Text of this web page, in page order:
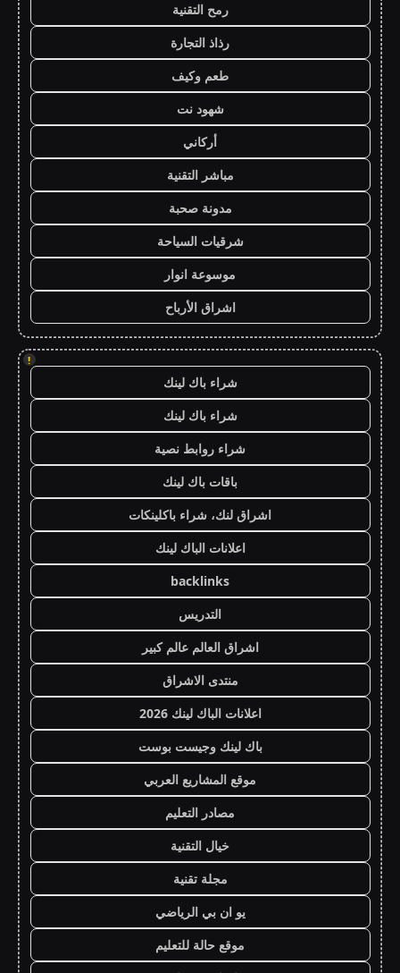
رمح التقنية
رذاذ التجارة
طعم وكيف
شهود نت
أركاني
مباشر التقنية
مدونة صحبة
شرقيات السياحة
موسوعة انوار
اشراق الأرباح
!
شراء باك لينك
شراء باك لينك
شراء روابط نصية
باقات باك لينك
اشراق لنك، شراء باكلينكات
اعلانات الباك لينك
backlinks
التدريس
اشراق العالم عالم كبير
منتدى الاشراق
اعلانات الباك لينك 2026
باك لينك وجيست بوست
موقع المشاريع العربي
مصادر التعليم
خيال التقنية
مجلة تقنية
يو ان بي الرياضي
موقع حالة للتعليم